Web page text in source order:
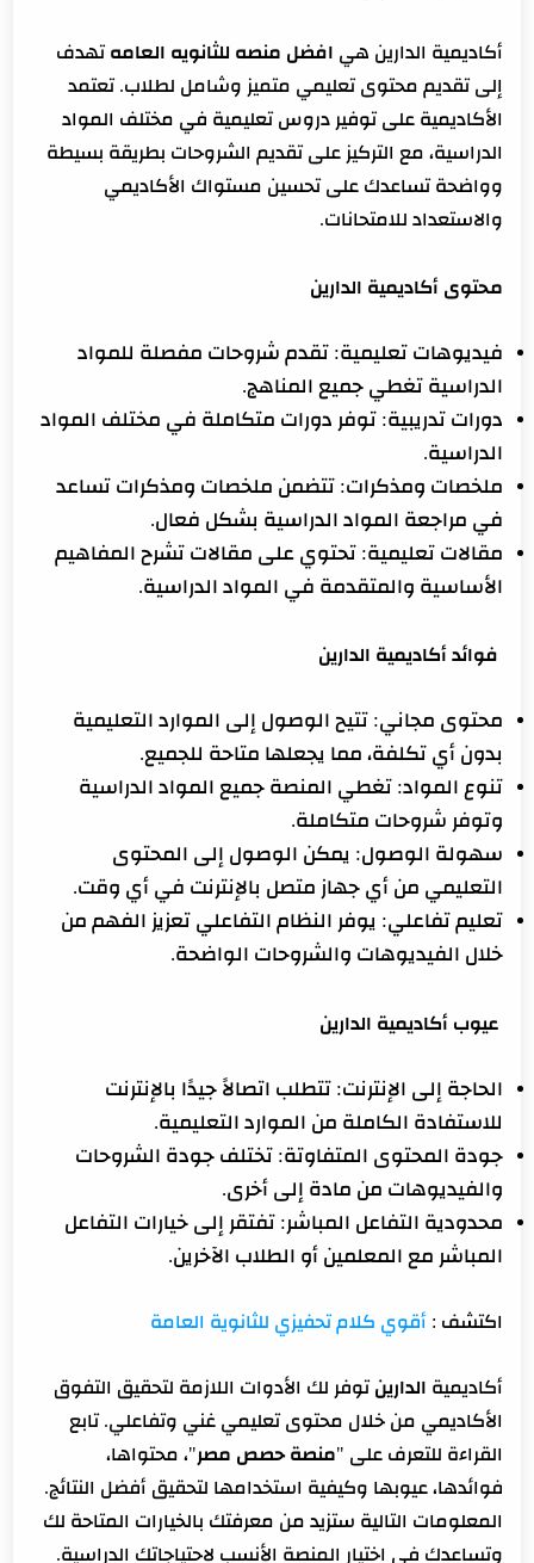
أكاديمية الدارين هي افضل منصه للثانويه العامه تهدف
إلى تقديم محتوى تعليمي متميز وشامل لطلاب. تعتمد
الأكاديمية على توفير دروس تعليمية في مختلف المواد
الدراسية، مع التركيز على تقديم الشروحات بطريقة بسيطة
وواضحة تساعدك على تحسين مستواك الأكاديمي
والاستعداد للامتحانات.
محتوى أكاديمية الدارين
فيديوهات تعليمية: تقدم شروحات مفصلة للمواد
الدراسية تغطي جميع المناهج.
دورات تدريبية: توفر دورات متكاملة في مختلف المواد
الدراسية.
ملخصات ومذكرات: تتضمن ملخصات ومذكرات تساعد
في مراجعة المواد الدراسية بشكل فعال.
مقالات تعليمية: تحتوي على مقالات تشرح المفاهيم
الأساسية والمتقدمة في المواد الدراسية.
فوائد أكاديمية الدارين
محتوى مجاني: تتيح الوصول إلى الموارد التعليمية
بدون أي تكلفة، مما يجعلها متاحة للجميع.
تنوع المواد: تغطي المنصة جميع المواد الدراسية
وتوفر شروحات متكاملة.
سهولة الوصول: يمكن الوصول إلى المحتوى
التعليمي من أي جهاز متصل بالإنترنت في أي وقت.
تعليم تفاعلي: يوفر النظام التفاعلي تعزيز الفهم من
خلال الفيديوهات والشروحات الواضحة.
عيوب أكاديمية الدارين
الحاجة إلى الإنترنت: تتطلب اتصالاً جيدًا بالإنترنت
للاستفادة الكاملة من الموارد التعليمية.
جودة المحتوى المتفاوتة: تختلف جودة الشروحات
والفيديوهات من مادة إلى أخرى.
محدودية التفاعل المباشر: تفتقر إلى خيارات التفاعل
المباشر مع المعلمين أو الطلاب الآخرين.
اكتشف : أقوي كلام تحفيزي للثانوية العامة
أكاديمية الدارين توفر لك الأدوات اللازمة لتحقيق التفوق
الأكاديمي من خلال محتوى تعليمي غني وتفاعلي. تابع
القراءة للتعرف على "منصة حصص مصر"، محتواها،
فوائدها، عيوبها وكيفية استخدامها لتحقيق أفضل النتائج.
المعلومات التالية ستزيد من معرفتك بالخيارات المتاحة لك
وتساعدك في اختيار المنصة الأنسب لاحتياجاتك الدراسية.